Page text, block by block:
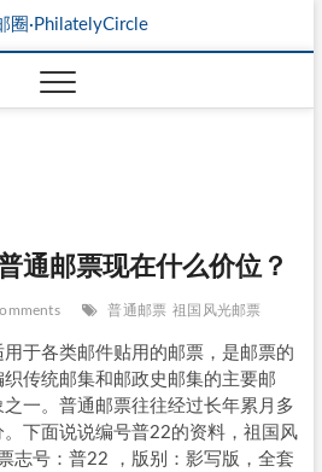
通邮票现在什么价位？
普通邮票 祖国风光邮票
于各类邮件贴用的邮票，是邮票的
传统邮集和邮政史邮集的主要邮
一。普通邮票往往经过长年累月多
下面说说编号普22的资料，祖国风
志号：普22 ，版别：影写版，全套